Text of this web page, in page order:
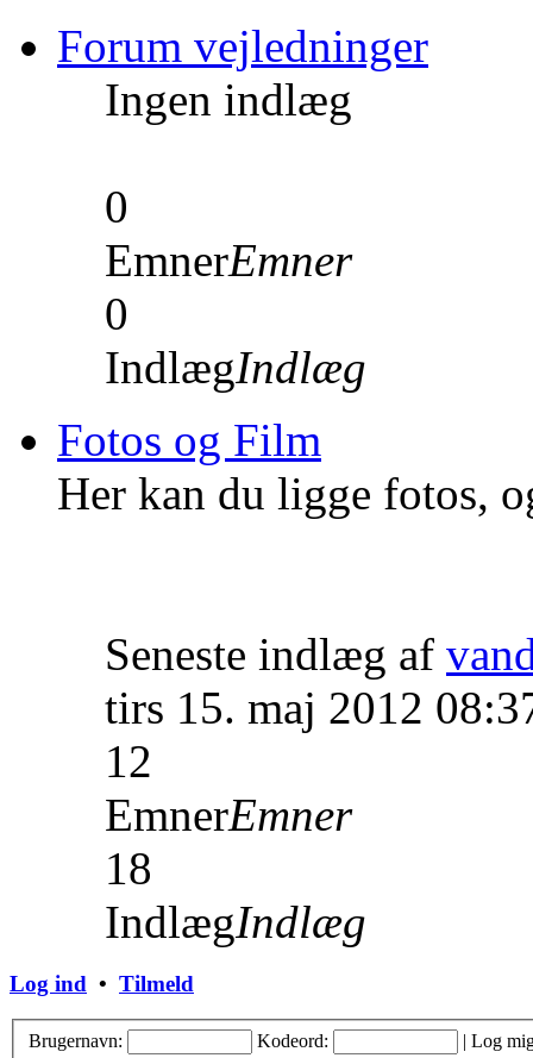
Forum vejledninger
Ingen indlæg
0
EmnerEmner
0
IndlægIndlæg
Fotos og Film
Her kan du ligge fotos,
Seneste indlæg af
tirs 15. maj 2012
12
EmnerEmner
18
IndlægIndlæg
Log ind • Tilmeld
Brugernavn: Kodeord: | Log